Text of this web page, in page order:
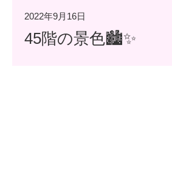
2022年9月16日
45階の景色🏙✨